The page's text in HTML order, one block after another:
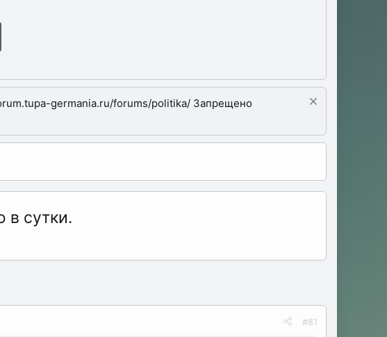
germania.ru/forums/politika/ Запрещено
в сутки.
#81